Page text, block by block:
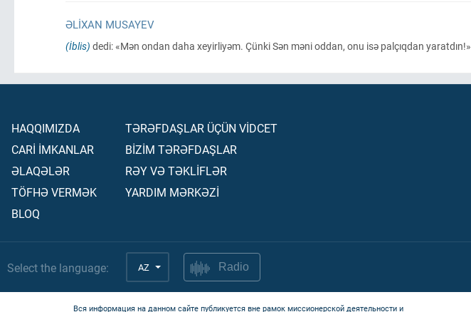
ƏLIXAN MUSAYEV
(İblis) dedi: «Mən ondan daha xeyirliyəm. Çünki Sən məni oddan, onu isə palçıqdan yaratdın!»
HAQQIMIZDA
CARİ İMKANLAR
ƏLAQƏLƏR
TÖFHƏ VERMƏK
BLOQ
TƏRƏFDAŞLAR ÜÇÜN VİDCET
BİZİM TƏRƏFDAŞLAR
RƏY VƏ TƏKLİFLƏR
YARDIM MƏRKƏZİ
Select the language: AZ Radio
Вся информация на данном сайте публикуется вне рамок миссионерской деятельности и